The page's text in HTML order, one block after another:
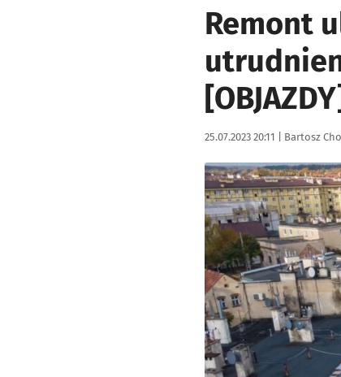
Remont
[OBJAZDY]
Data publikacji:
25.07.2023 20:11 | Autor:
Bartosz
Kliknij, aby powiększyć